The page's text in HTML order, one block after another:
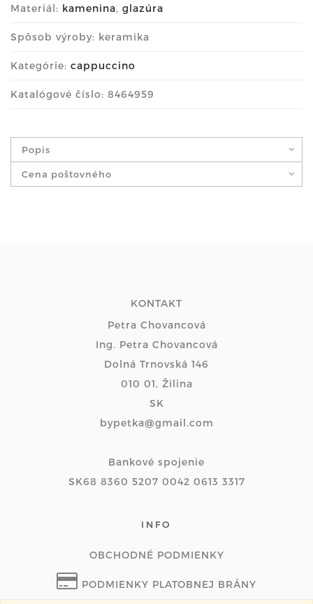
Materiál: kamenina, glazúra
Spôsob výroby: keramika
Kategórie: cappuccino
Katalógové číslo: 8464959
Popis
Cena poštovného
KONTAKT
Petra Chovancová
Ing. Petra Chovancová
Dolná Trnovská 146
010 01, Žilina
SK
bypetka@gmail.com
Bankové spojenie
SK68 8360 5207 0042 0613 3317
INFO
OBCHODNÉ PODMIENKY
PODMIENKY PLATOBNEJ BRÁNY